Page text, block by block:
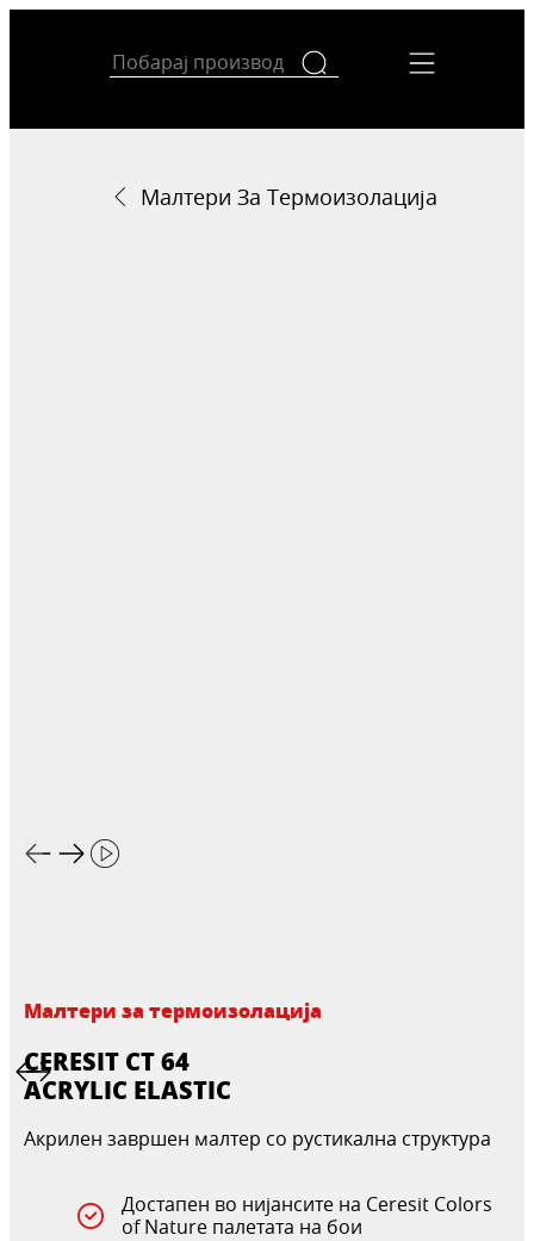
Малтери За Термоизолација
Малтери за термоизолација
CERESIT CT 64
ACRYLIC ELASTIC
Акрилен завршен малтер со рустикална структура
Достапен во нијансите на Ceresit Colors
of Nature палетата на бои